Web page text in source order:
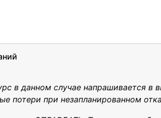
в данном случае напрашивается в
потери при незапланированном